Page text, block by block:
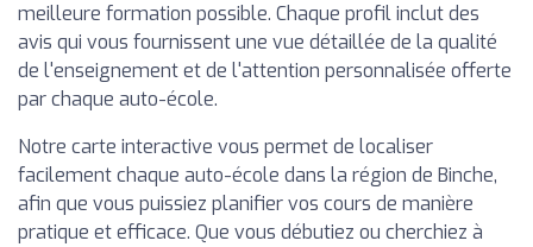
meilleure formation possible. Chaque profil inclut des
avis qui vous fournissent une vue détaillée de la qualité
de l'enseignement et de l'attention personnalisée offerte
par chaque auto-école.
Notre carte interactive vous permet de localiser
facilement chaque auto-école dans la région de Binche,
afin que vous puissiez planifier vos cours de manière
pratique et efficace. Que vous débutiez ou cherchiez à